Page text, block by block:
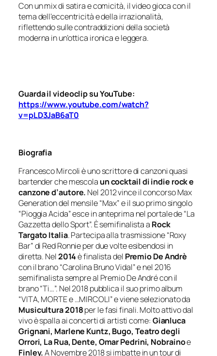
Con un mix di satira e comicità, il video gioca con il
tema dell’eccentricità e della irrazionalità,
riflettendo sulle contraddizioni della società
moderna in un’ottica ironica e leggera.
Guarda il videoclip su YouTube:
https://www.youtube.com/watch?
v=pLD3JaB6aT0
Biografia
Francesco Mircoli è uno scrittore di canzoni quasi
bartender che mescola un cocktail di indie rock e
canzone d’autore. Nel 2012 vince il concorso Max
Generation del mensile “Max” e il suo primo singolo
“Pioggia Acida” esce in anteprima nel portale de “La
Gazzetta dello Sport”. È semifinalista a Rock
Targato Italia. Partecipa alla trasmissione “Roxy
Bar” di Red Ronnie per due volte esibendosi in
diretta. Nel2014è finalista del Premio De Andrè
con il brano “Carolina Bruno Vidal” e nel 2016
semifinalista sempre al Premio De André con il
brano “Ti…”. Nel 2018 pubblica il suo primo album
“VITA, MORTE e …MIRCOLI” e viene selezionato da
Musicultura 2018per le fasi finali. Molto attivo dal
vivo è spalla ai concerti di artisti come: Gianluca
Grignani, Marlene Kuntz, Bugo, Teatro degli
Orrori, La Rua, Dente, Omar Pedrini, Nobrainoe
Finley.A Novembre 2018 si imbatte in un tour di